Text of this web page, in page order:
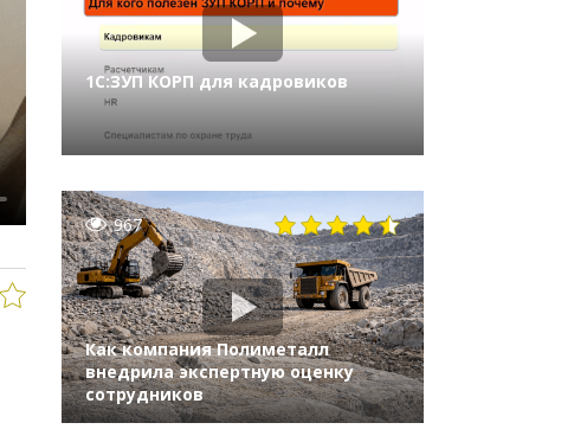
1С:ЗУП КОРП для кадровиков
967
Как компания Полиметалл
внедрила экспертную оценку
сотрудников